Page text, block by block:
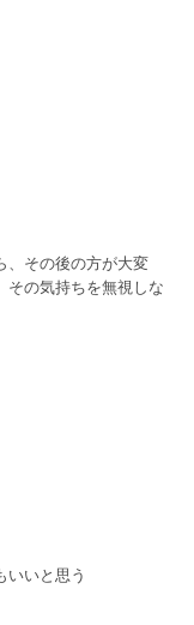
、その後の方が大変
その気持ちを無視しな
いいと思う